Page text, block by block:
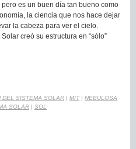
es un buen día tan bueno como
la ciencia que nos hace dejar
la cabeza para ver el cielo.
creó su estructura en “sólo”
DEL SISTEMA SOLAR | MIT| NEBULOSA
SOLAR | SOL